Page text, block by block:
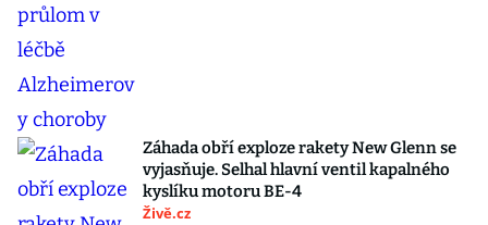
Záhada obří exploze rakety New Glenn se
vyjasňuje. Selhal hlavní ventil kapalného
kyslíku motoru BE-4
Živě.cz